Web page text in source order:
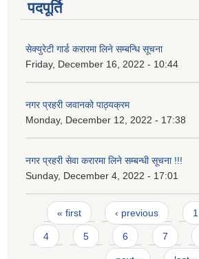
पदपूर्ति
सेक्युरेटी गार्ड करारमा लिने सम्बन्धि सूचना
Friday, December 16, 2022 - 10:44
नगर प्रहरी जवानको पाठ्यक्रम
Monday, December 12, 2022 - 17:38
नगर प्रहरी सेवा करारमा लिने सम्बन्ध‍ी सूचना !!!
Sunday, December 4, 2022 - 17:01
Pages
« first ‹ previous 1
4 5 6 7